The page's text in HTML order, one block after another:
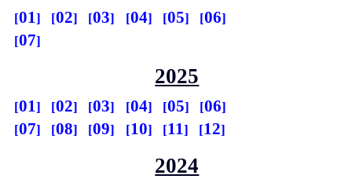
01 02 03 04 05
06
07
2025
01 02 03 04 05
06
07
08 09 10 11 12
2024